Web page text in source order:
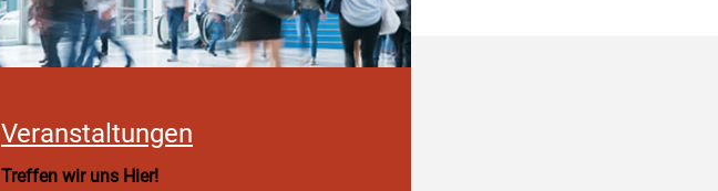
Veranstaltungen
Treffen wir uns Hier!